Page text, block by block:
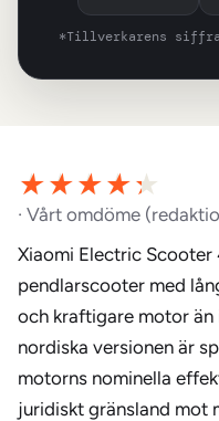
*Tillverkarens
· Vårt omdöme
Xiaomi Electric Scooter
pendlarscooter med
och kraftigare motor än
nordiska versionen är
motorns nominella
juridiskt gränsland mot